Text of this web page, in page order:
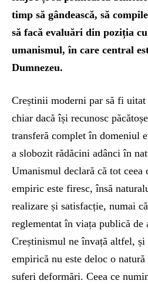
timp să gândească, să
să facă evaluări din poziția
umanismul, în care central
Dumnezeu.
Creștinii moderni par să fi
chiar dacă își recunosc
transferă complet în domeniul
a slobozit rădăcini adânci în
Umanismul declară că tot ceea
empiric este firesc, însă
realizare și satisfacție, numai
reglementat în viața publică de
Creștinismul ne învață altfel, și
empirică nu este deloc o
suferi deformări. Ceea ce